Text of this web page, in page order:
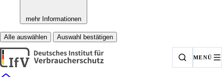
mehr Informationen
Alle auswählen Auswahl bestätigen
MENÜ